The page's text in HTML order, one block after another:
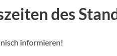
des
informieren!